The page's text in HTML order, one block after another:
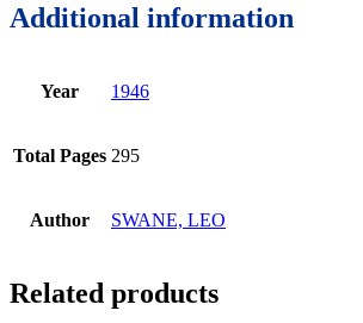
Additional information
Year 1946
Total Pages 295
Author SWANE, LEO
Related products